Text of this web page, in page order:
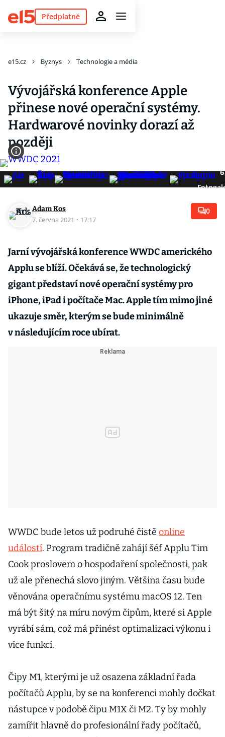
Předplatné
e15.cz Byznys Technologie a média
Vývojářská konference Apple
přinese nové operační systémy.
Hardwarové novinky dorazí až
později
6
Adam Kos
7. června 2021 · 17:17
0
Jarní vývojářská konference WWDC amerického
Applu se blíží. Očekává se, že technologický
gigant představí nové operační systémy pro
iPhone, iPad i počítače Mac. Apple tím mimo jiné
ukazuje směr, kterým se bude minimálně
v následujícím roce ubírat.
WWDC bude letos už podruhé čistě online
událostí. Program tradičně zahájí šéf Applu Tim
Cook proslovem o hospodaření společnosti, pak
už ale přenechá slovo jiným. Většina času bude
věnována operačnímu systému macOS 12. Ten
má být šitý na míru novým čipům, které si Apple
vyrábí sám, což má přinést optimalizaci výkonu i
více funkcí.
Čipy M1, kterými je už osazena základní řada
počítačů Applu, by se na konferenci mohly dočkat
nástupce v podobě čipu M1X či M2. Ty by mohly
zamířit hlavně do profesionální řady počítačů,